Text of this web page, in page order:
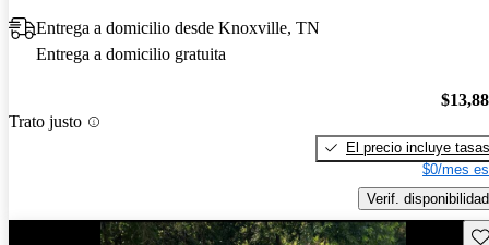
Entrega a domicilio desde Knoxville, TN
Entrega a domicilio gratuita
Trato justo
El precio incluye tasas
$0/mes
Verif. disponibilidad